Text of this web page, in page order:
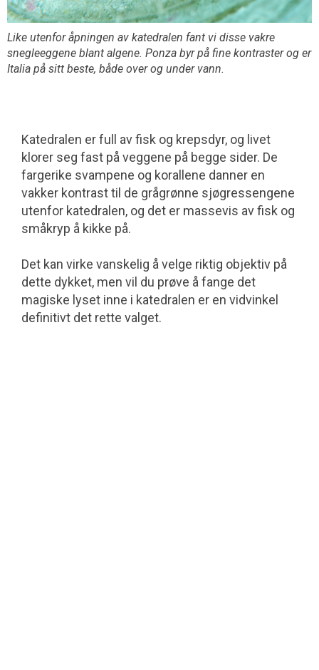
Like utenfor åpningen av katedralen fant vi disse vakre
snegleeggene blant algene. Ponza byr på fine kontraster og er
Italia på sitt beste, både over og under vann.
Katedralen er full av fisk og krepsdyr, og livet
klorer seg fast på veggene på begge sider. De
fargerike svampene og korallene danner en
vakker kontrast til de grågrønne sjøgressengene
utenfor katedralen, og det er massevis av fisk og
småkryp å kikke på.
Det kan virke vanskelig å velge riktig objektiv på
dette dykket, men vil du prøve å fange det
magiske lyset inne i katedralen er en vidvinkel
definitivt det rette valget.